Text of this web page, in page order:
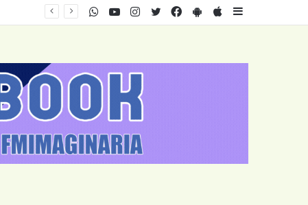
AppStore
PlayStore
Facebook
Twitter
Instagram
Youtube
WhatsApp